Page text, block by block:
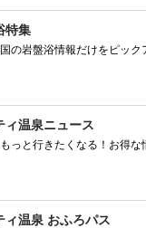
特集
の岩盤浴情報だけをピック
ィ温泉ニュース
っと行きたくなる！お得な
ィ温泉 おふろパス